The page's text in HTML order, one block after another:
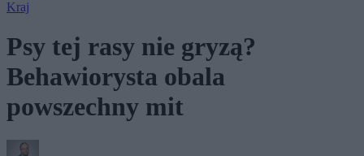
Kraj
Psy tej rasy nie gryzą?
Behawiorysta obala
powszechny mit